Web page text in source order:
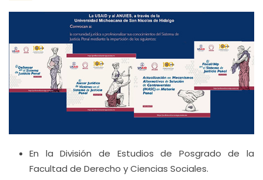
En la División de Estudios de Posgrado de la
Facultad de Derecho y Ciencias Sociales.